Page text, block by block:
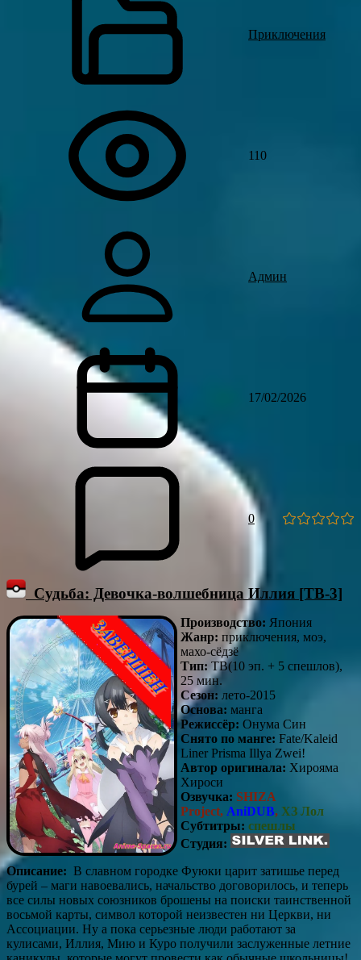
Приключения
110
Админ
17/02/2026
0
Судьба: Девочка-волшебница Иллия [ТВ-3]
Производство: Япония
Жанр: приключения, моэ,
махо-сёдзё
Тип: ТВ(10 эп. + 5 спешлов),
25 мин.
Сезон: лето-2015
Основа: манга
Режиссёр: Онума Син
Снято по манге: Fate/Kaleid
Liner Prisma Illya Zwei!
Автор оригинала: Хирояма
Хироси
Озвучка: SHIZA
Project, AniDUB, ХЗ Лол
Субтитры: спешлы
Студия:
Описание: В славном городке Фуюки царит затишье перед
бурей – маги навоевались, начальство договорилось, и теперь
все силы новых союзников брошены на поиски таинственной
восьмой карты, символ которой неизвестен ни Церкви, ни
Ассоциации. Ну а пока серьезные люди работают за
кулисами, Иллия, Мию и Куро получили заслуженные летние